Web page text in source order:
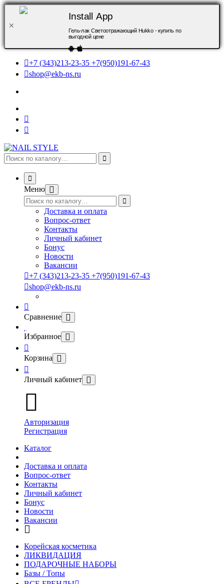
Install App
Гель-лак Светоотражающий Hukko - купить по
выгодной цене
+7 (343)213-23-35 +7(950)191-67-43
shop@ekb-ns.ru
Меню
Доставка и оплата
Вопрос-ответ
Контакты
Личный кабинет
Бонус
Новости
Вакансии
+7 (343)213-23-35 +7(950)191-67-43
shop@ekb-ns.ru
Сравнение
Избранное
Корзина
Личный кабинет
Авторизация
Регистрация
Каталог
Доставка и оплата
Вопрос-ответ
Контакты
Личный кабинет
Бонус
Новости
Вакансии
Корейская косметика
ЛИКВИДАЦИЯ
ПОДАРОЧНЫЕ НАБОРЫ
Базы / Топы